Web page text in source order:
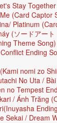
Stay
(Card Captor
Platinum
(ソードアー
Theme Song)
Ending
nomi zo
No Uta /
no Tempest
/ Ánh Trăng
Sekai / Dream